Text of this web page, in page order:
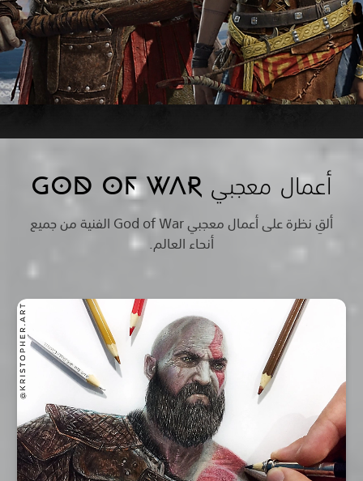
أعمال معجبي GOD OF WAR
ألقِ نظرة على أعمال معجبي God of War الفنية من جميع
أنحاء العالم.